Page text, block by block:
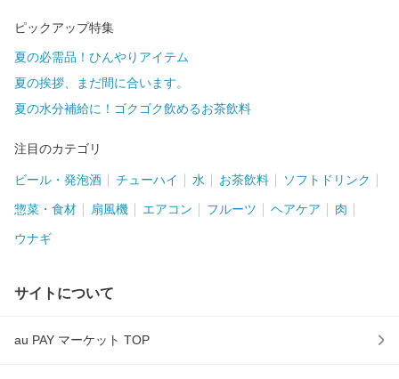
ピックアップ特集
夏の必需品！ひんやりアイテム
夏の挨拶、まだ間に合います。
夏の水分補給に！ゴクゴク飲めるお茶飲料
注目のカテゴリ
ビール・発泡酒 チューハイ 水 お茶飲料 ソフトドリンク
惣菜・食材 扇風機 エアコン フルーツ ヘアケア 肉
ウナギ
サイトについて
au PAY マーケット TOP